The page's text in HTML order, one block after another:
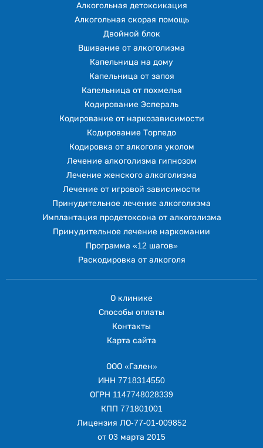
Алкогольная детоксикация
Алкогольная скорая помощь
Двойной блок
Вшивание от алкоголизма
Капельница на дому
Капельница от запоя
Капельница от похмелья
Кодирование Эспераль
Кодирование от наркозависимости
Кодирование Торпедо
Кодировка от алкоголя уколом
Лечение алкоголизма гипнозом
Лечение женского алкоголизма
Лечение от игровой зависимости
Принудительное лечение алкоголизма
Имплантация продетоксона от алкоголизма
Принудительное лечение наркомании
Программа «12 шагов»
Раскодировка от алкоголя
О клинике
Способы оплаты
Контакты
Карта сайта
ООО «Гален»
ИНН 7718314550
ОГРН 1147748028339
КПП 771801001
Лицензия ЛО-77-01-009852
от 03 марта 2015